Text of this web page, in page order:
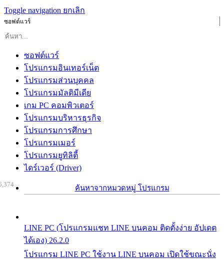
Toggle navigation ยกเลิก
ซอฟต์แวร์
ซอฟต์แวร์
โปรแกรมอินเทอร์เน็ต
โปรแกรมส่วนบุคคล
โปรแกรมมัลติมีเดีย
เกม PC คอมพิวเตอร์
โปรแกรมบริหารธุรกิจ
โปรแกรมการศึกษา
โปรแกรมเมอร์
โปรแกรมยูทิลิตี้
ไดร์เวอร์ (Driver)
ค้นหาจากหมวดหมู่ โปรแกรม
LINE PC (โปรแกรมแชท LINE บนคอม ติดตั้งง่าย อัปเดต
ได้เอง) 26.2.0
โปรแกรม LINE PC ใช้งาน LINE บนคอม เปิดใช้ขณะนั่ง